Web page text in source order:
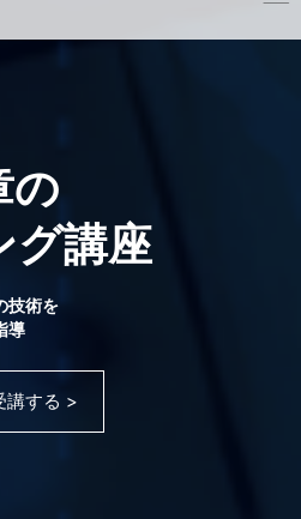
の
グ講座
技術を
導
講する >